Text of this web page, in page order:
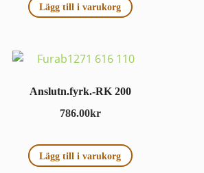
Lägg till i varukorg
Anslutn.fyrk.-RK 200
786.00kr
Lägg till i varukorg